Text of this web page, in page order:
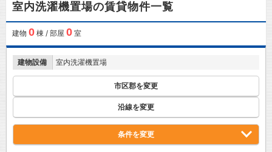
室内洗濯機置場の賃貸物件一覧
建物 0棟 / 部屋 0室
建物設備 室内洗濯機置場
市区郡を変更
沿線を変更
条件を変更